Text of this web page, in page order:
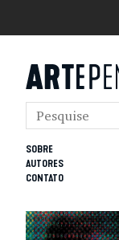
SOBRE
AUTORES
CONTATO